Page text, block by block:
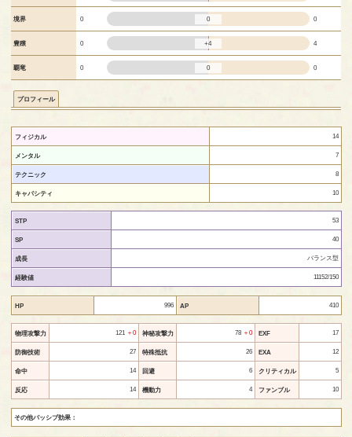
境界 0 0 0
豊穣 0 +4 4
覇竜 0 0 0
プロフィール
フィジカル 14
メンタル 7
テクニック 8
キャパシティ 10
STP 53
SP 40
成長 バランス型
経験値 11152/150
HP 996 AP 410
物理攻撃力 121 ＋0 神秘攻撃力 78 ＋0 EXF 17
防御技術 27 特殊抵抗 26 EXA 12
命中 14 回避 6 クリティカル 5
反応 14 機動力 4 ファンブル 10
その他パッシブ効果：